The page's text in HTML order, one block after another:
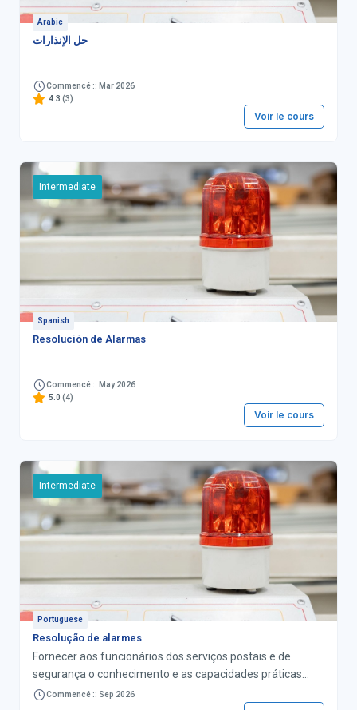
Arabic
حل الإنذارات
Commencé :: Mar 2026
4.3 (3)
Voir le cours
Intermediate
Spanish
Resolución de Alarmas
Commencé :: May 2026
5.0 (4)
Voir le cours
Intermediate
Portuguese
Resolução de alarmes
Fornecer aos funcionários dos serviços postais e de
segurança o conhecimento e as capacidades práticas
para gerir situações de "alarme" — a detecção de itens
Commencé :: Sep 2026